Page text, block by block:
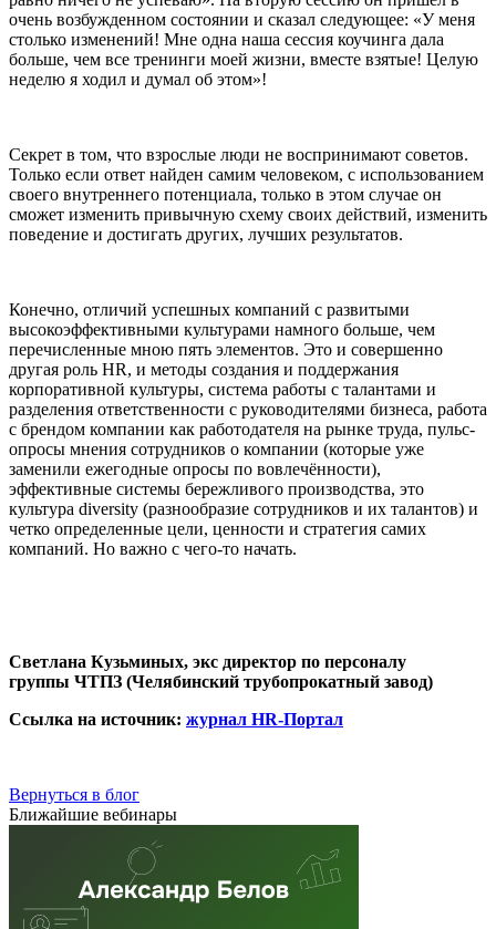
очень возбужденном состоянии и сказал следующее: «У меня
столько изменений! Мне одна наша сессия коучинга дала
больше, чем все тренинги моей жизни, вместе взятые! Целую
неделю я ходил и думал об этом»!
Секрет в том, что взрослые люди не воспринимают советов.
Только если ответ найден самим человеком, с использованием
своего внутреннего потенциала, только в этом случае он
сможет изменить привычную схему своих действий, изменить
поведение и достигать других, лучших результатов.
Конечно, отличий успешных компаний с развитыми
высокоэффективными культурами намного больше, чем
перечисленные мною пять элементов. Это и совершенно
другая роль HR, и методы создания и поддержания
корпоративной культуры, система работы с талантами и
разделения ответственности с руководителями бизнеса, работа
с брендом компании как работодателя на рынке труда, пульс-
опросы мнения сотрудников о компании (которые уже
заменили ежегодные опросы по вовлечённости),
эффективные системы бережливого производства, это
культура diversity (разнообразие сотрудников и их талантов) и
четко определенные цели, ценности и стратегия самих
компаний. Но важно с чего-то начать.
Светлана Кузьминых, экс директор по персоналу
группы ЧТПЗ (Челябинский трубопрокатный завод)
Ссылка на источник: журнал HR-Портал
Вернуться в блог
Ближайшие вебинары